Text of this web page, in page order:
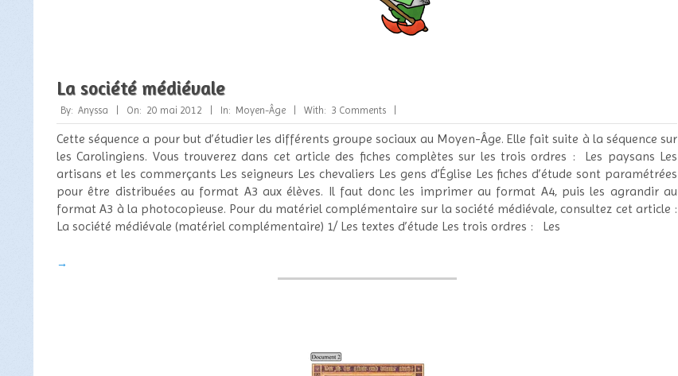
La société médiévale
2012-
05-
20
By: Anyssa On: 20 mai 2012 In: Moyen-Âge With: 3 Comments
Cette séquence a pour but d’étudier les différents groupe sociaux au Moyen-Âge. Elle fait suite à la séquence sur
les Carolingiens. Vous trouverez dans cet article des fiches complètes sur les trois ordres : Les paysans Les
artisans et les commerçants Les seigneurs Les chevaliers Les gens d’Église Les fiches d’étude sont paramétrées
pour être distribuées au format A3 aux élèves. Il faut donc les imprimer au format A4, puis les agrandir au
format A3 à la photocopieuse. Pour du matériel complémentaire sur la société médiévale, consultez cet article :
La société médiévale (matériel complémentaire) 1/ Les textes d’étude Les trois ordres : Les
→